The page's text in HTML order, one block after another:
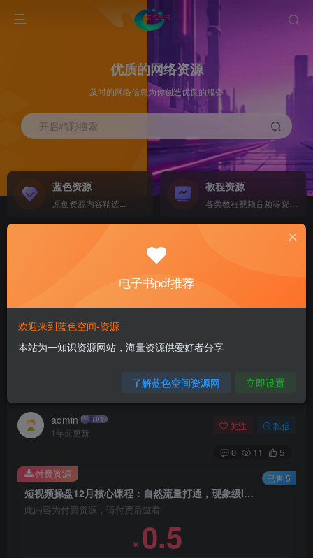
优质的网络资源
及时的网络信息为你创造优良的服务
开启精彩搜索
蓝色资源
原创资源内容精选...
教程资源
计算机 移动设备 软件下载....
电子书籍下载...
首页 自媒体类 正文
短视频操盘12月核心课程：自然流量打通，现象级
IP养成，实战经验分享
admin
1年前更新
关注 私信
0 11 5
短视频操盘12月核心课程：自然流量打通，现象级IP养成，实战经验分享
此内容为付费资源，请付费后查看
￥ 0.5
付费资源 已售 5
电子书pdf推荐
欢迎来到蓝色空间-资源
本站为一知识资源网站，海量资源供爱好者分享
了解蓝色空间资源网 立即设置